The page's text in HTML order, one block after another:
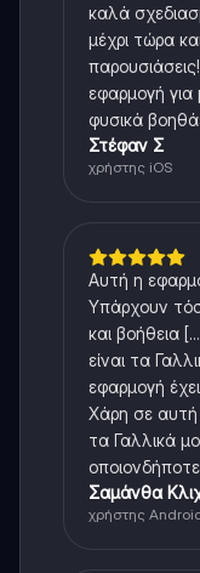
καλά
μέχρι τώρα
εφαρμογή για
φυσικά
Στέφαν Σ
χρήστης iOS
Αυτή η
Υπάρχουν
και βοήθεια
είναι τα
εφαρμογή
Χάρη σε αυτή
τα Γαλλικά
Σαμάνθα
χρήστης